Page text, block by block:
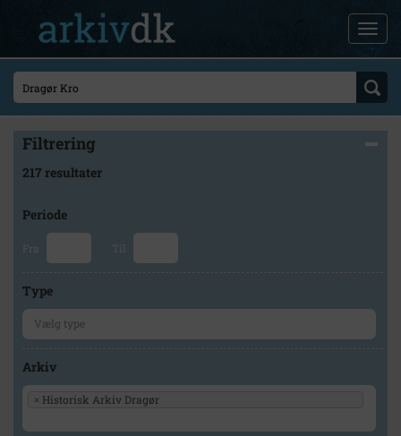
Filtrering
217 resultater
Periode
Fra Til
Type
Arkiv
× Historisk Arkiv Dragør